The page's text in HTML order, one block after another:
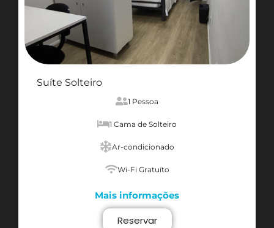
Suíte Solteiro
1 Pessoa
1 Cama de Solteiro
Ar-condicionado
Wi-Fi Gratuíto
Mais informações
Reservar